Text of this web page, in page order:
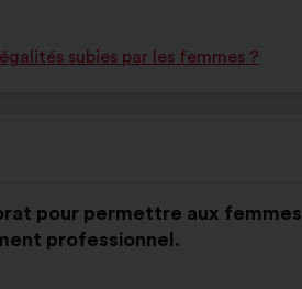
subies par les femmes ?
pour permettre aux femmes
professionnel.